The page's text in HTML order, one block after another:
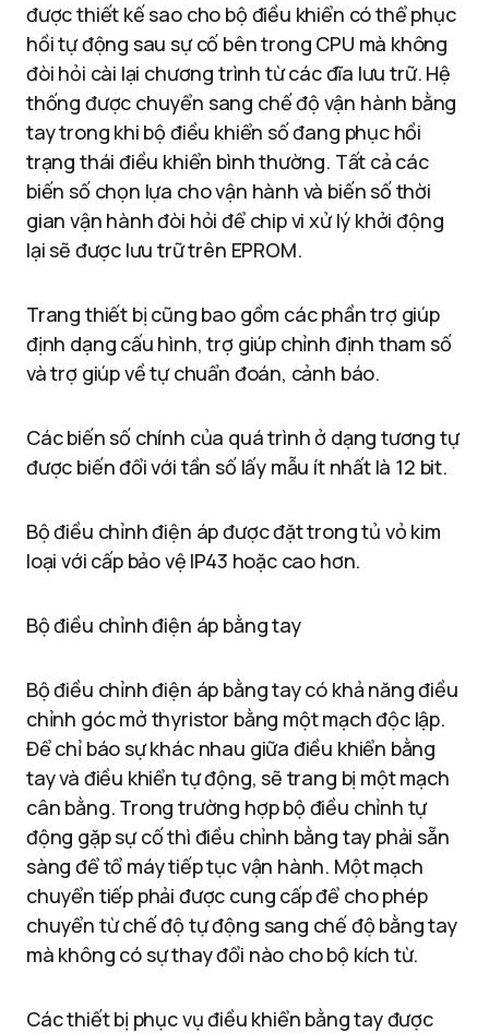
được thiết kế sao cho bộ điều khiển có thể phục
hồi tự động sau sự cố bên trong CPU mà không
đòi hỏi cài lại chương trình từ các đĩa lưu trữ. Hệ
thống được chuyển sang chế độ vận hành bằng
tay trong khi bộ điều khiển số đang phục hồi
trạng thái điều khiển bình thường. Tất cả các
biến số chọn lựa cho vận hành và biến số thời
gian vận hành đòi hỏi để chip vi xử lý khởi động
lại sẽ được lưu trữ trên EPROM.
Trang thiết bị cũng bao gồm các phần trợ giúp
định dạng cấu hình, trợ giúp chỉnh định tham số
và trợ giúp về tự chuẩn đoán, cảnh báo.
Các biến số chính của quá trình ở dạng tương tự
được biến đổi với tần số lấy mẫu ít nhất là 12 bit.
Bộ điều chỉnh điện áp được đặt trong tủ vỏ kim
loại với cấp bảo vệ IP43 hoặc cao hơn.
Bộ điều chỉnh điện áp bằng tay
Bộ điều chỉnh điện áp bằng tay có khả năng điều
chỉnh góc mở thyristor bằng một mạch độc lập.
Để chỉ báo sự khác nhau giữa điều khiển bằng
tay và điều khiển tự động, sẽ trang bị một mạch
cân bằng. Trong trường hợp bộ điều chỉnh tự
động gặp sự cố thì điều chỉnh bằng tay phải sẵn
sàng để tổ máy tiếp tục vận hành. Một mạch
chuyển tiếp phải được cung cấp để cho phép
chuyển từ chế độ tự động sang chế độ bằng tay
mà không có sự thay đổi nào cho bộ kích từ.
Các thiết bị phục vụ điều khiển bằng tay được